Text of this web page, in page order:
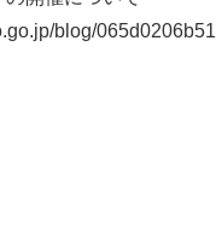
blog/